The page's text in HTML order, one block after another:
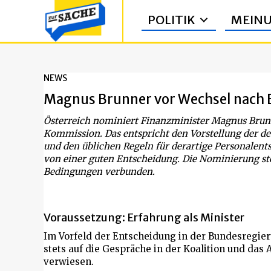
POLITIK
NEWS
Magnus Brunner vor Wechsel nach
Österreich nominiert Finanzminister Magnus
Kommission. Das entspricht den Vorstellung der
und den üblichen Regeln für derartige
von einer guten Entscheidung. Die Nominierung
Bedingungen verbunden.
Voraussetzung: Erfahrung als Minister
Im Vorfeld der Entscheidung in der
stets auf die Gespräche in der Koalition und
verwiesen.